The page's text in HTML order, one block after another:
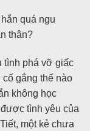
quá ngu
thân?
tình phá vỡ giấc
gắng thế nào
không học
tình yêu của
một kẻ chưa